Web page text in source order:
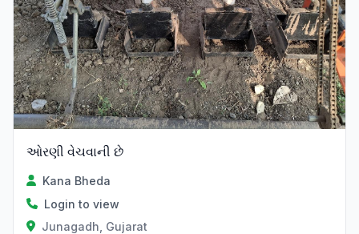
ઓરણી વેચવાની છે
Kana Bheda
Login to view
Junagadh, Gujarat